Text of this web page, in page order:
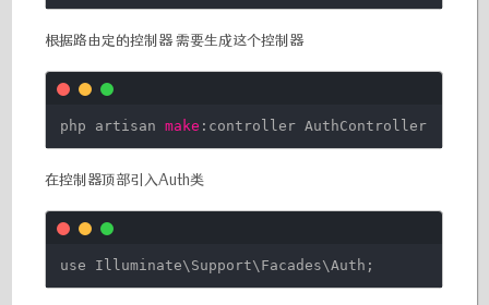
根据路由定的控制器 需要生成这个控制器
php artisanmake :controller AuthController
在控制器顶部引入Auth类
use Illuminate\Support\Facades\Auth;